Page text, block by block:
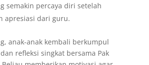
semakin percaya diri setelah
apresiasi dari guru.
anak-anak kembali berkumpul
refleksi singkat bersama Pak